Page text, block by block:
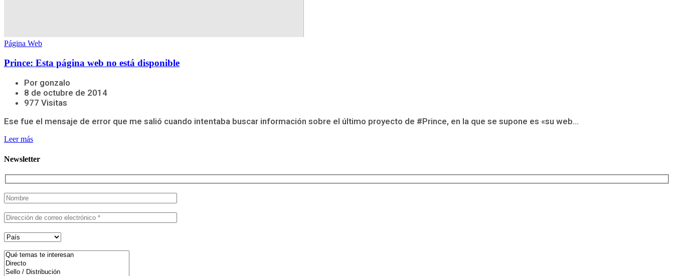
Página Web
Prince: Esta página web no está disponible
Por gonzalo
8 de octubre de 2014
977 Visitas
Ese fue el mensaje de error que me salió cuando intentaba buscar información sobre el último proyecto de #Prince, en la que se supone es «su web...
Leer más
Newsletter